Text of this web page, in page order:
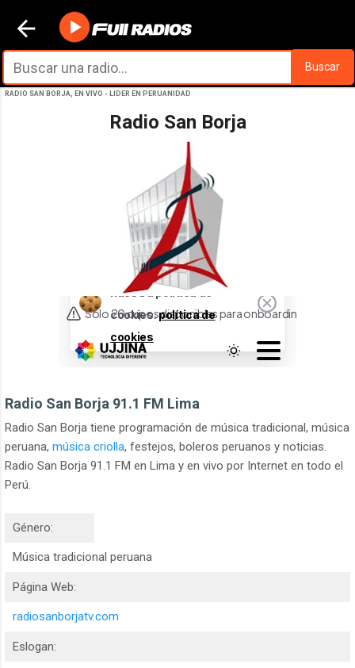
Ir al contenido principal
Buscar
RADIO SAN BORJA, EN VIVO - LIDER EN PERUANIDAD
Radio San Borja
Radio San Borja 91.1 FM Lima
Radio San Borja tiene programación de música tradicional, música
peruana, música criolla, festejos, boleros peruanos y noticias.
Radio San Borja 91.1 FM en Lima y en vivo por Internet en todo el
Perú.
Género:
Música tradicional peruana
Página Web:
radiosanborjatv.com
Eslogan: